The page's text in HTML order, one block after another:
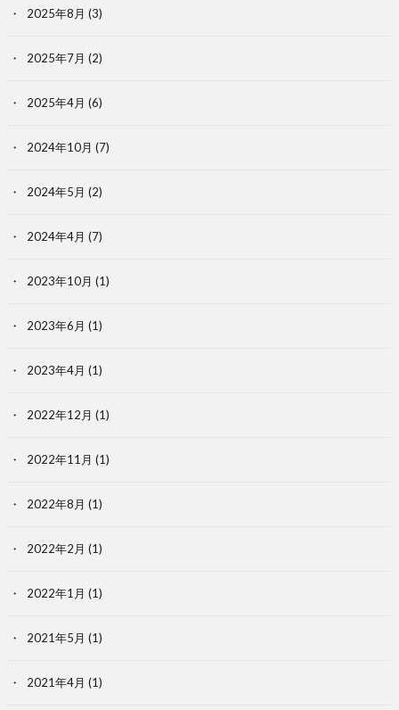
2025年8月 (3)
2025年7月 (2)
2025年4月 (6)
2024年10月 (7)
2024年5月 (2)
2024年4月 (7)
2023年10月 (1)
2023年6月 (1)
2023年4月 (1)
2022年12月 (1)
2022年11月 (1)
2022年8月 (1)
2022年2月 (1)
2022年1月 (1)
2021年5月 (1)
2021年4月 (1)